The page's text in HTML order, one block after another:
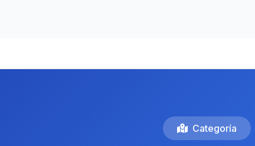
Categoría